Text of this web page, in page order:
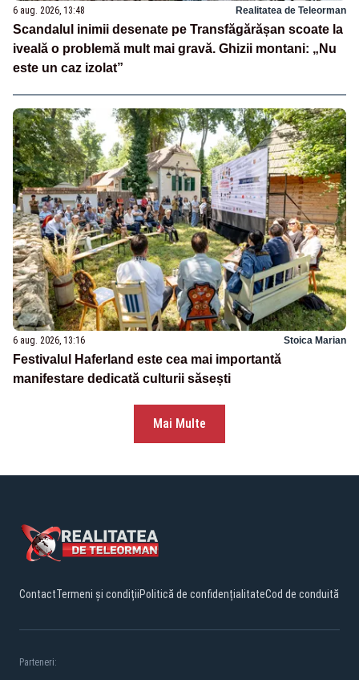
6 aug. 2026, 13:48 Realitatea de Teleorman
Scandalul inimii desenate pe Transfăgărășan scoate la
iveală o problemă mult mai gravă. Ghizii montani: „Nu
este un caz izolat”
6 aug. 2026, 13:16 Stoica Marian
Festivalul Haferland este cea mai importantă
manifestare dedicată culturii săsești
Mai Multe
ContactTermeni și condițiiPolitică de confidențialitateCod de conduită
Parteneri: